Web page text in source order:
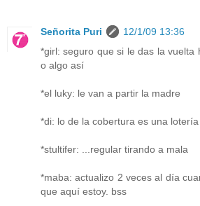
Señorita Puri
12/1/09 13:36
*girl: seguro que si le das la vuelta
o algo así
*el luky: le van a partir la madre
*di: lo de la cobertura es una lotería
*stultifer: ...regular tirando a mala
*maba: actualizo 2 veces al día
que aquí estoy. bss